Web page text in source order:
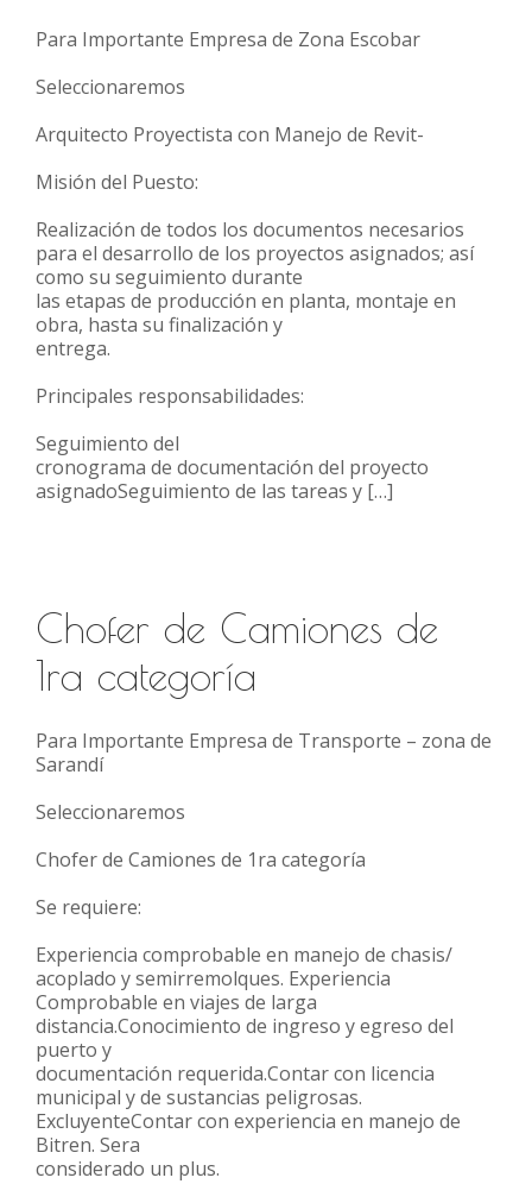
Para Importante Empresa de Zona Escobar
Seleccionaremos
Arquitecto Proyectista con Manejo de Revit-
Misión del Puesto:
Realización de todos los documentos necesarios
para el desarrollo de los proyectos asignados; así
como su seguimiento durante
las etapas de producción en planta, montaje en
obra, hasta su finalización y
entrega.
Principales responsabilidades:
Seguimiento del
cronograma de documentación del proyecto
asignadoSeguimiento de las tareas y […]
Chofer de Camiones de
1ra categoría
Para Importante Empresa de Transporte – zona de
Sarandí
Seleccionaremos
Chofer de Camiones de 1ra categoría
Se requiere:
Experiencia comprobable en manejo de chasis/
acoplado y semirremolques. Experiencia
Comprobable en viajes de larga
distancia.Conocimiento de ingreso y egreso del
puerto y
documentación requerida.Contar con licencia
municipal y de sustancias peligrosas.
ExcluyenteContar con experiencia en manejo de
Bitren. Sera
considerado un plus.